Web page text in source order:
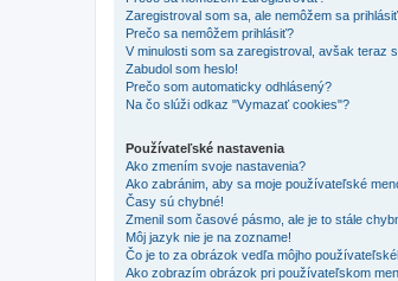
Zaregistroval som sa, ale nemôžem sa
Prečo sa nemôžem prihlásiť?
V minulosti som sa zaregistroval, avšak teraz
Zabudol som heslo!
Prečo som automaticky odhlásený?
Na čo slúži odkaz "Vymazať cookies"?
Používateľské nastavenia
Ako zmením svoje nastavenia?
Ako zabránim, aby sa moje používateľské
Časy sú chybné!
Zmenil som časové pásmo, ale je to stále
Môj jazyk nie je na zozname!
Čo je to za obrázok vedľa môjho
Ako zobrazím obrázok pri používateľskom